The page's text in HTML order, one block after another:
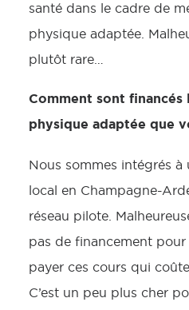
santé dans le cadre de
physique adaptée.
plutôt rare…
Comment sont financés
physique adaptée que
Nous sommes intégrés
local en Champagne-
réseau pilote.
pas de financement
payer ces cours qui
C’est un peu plus cher